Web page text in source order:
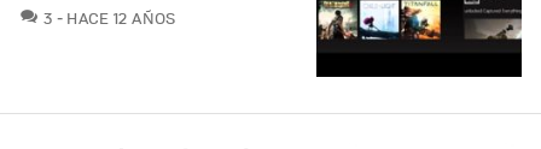
3 COMENTARIOS
HACE 12 AÑOS